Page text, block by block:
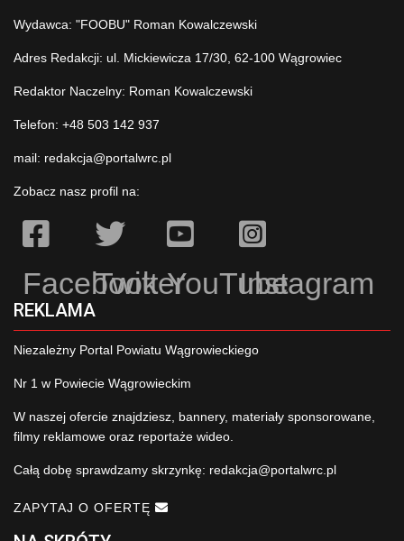
Wydawca: "FOOBU" Roman Kowalczewski
Adres Redakcji: ul. Mickiewicza 17/30, 62-100 Wągrowiec
Redaktor Naczelny: Roman Kowalczewski
Telefon: +48 503 142 937
mail: redakcja@portalwrc.pl
Zobacz nasz profil na:
Facebook
TwitterYouTubeInstagram
REKLAMA
Niezależny Portal Powiatu Wągrowieckiego
Nr 1 w Powiecie Wągrowieckim
W naszej ofercie znajdziesz, bannery, materiały sponsorowane,
filmy reklamowe oraz reportaże wideo.
Całą dobę sprawdzamy skrzynkę: redakcja@portalwrc.pl
ZAPYTAJ O OFERTĘ